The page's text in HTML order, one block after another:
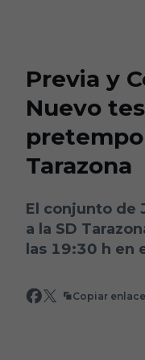
Previa y
Nuevo
Tarazona
El conjunto de
a la SD
las 19:30 h en
Copiar enlace